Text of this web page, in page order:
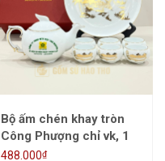
Bộ ấm chén khay tròn
Công Phượng chỉ vk, 1
mặt họa tiết vk, 1 mặt
488.000₫